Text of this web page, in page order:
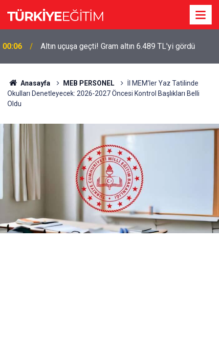
00:06 Altın uçuşa geçti! Gram altın 6.489 TL'yi gördü
Anasayfa MEB PERSONEL
İl MEM’ler Yaz Tatilinde
Okulları Denetleyecek: 2026-2027 Öncesi Kontrol Başlıkları Belli
Oldu